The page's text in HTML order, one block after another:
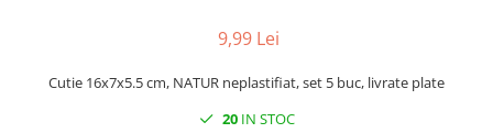
PRALINE
CUTII CU SERTAR PENTRU PRALINE
9,99 Lei
Cutie 16x7x5.5 cm, NATUR neplastifiat, set 5 buc, livrate plate
20IN STOC